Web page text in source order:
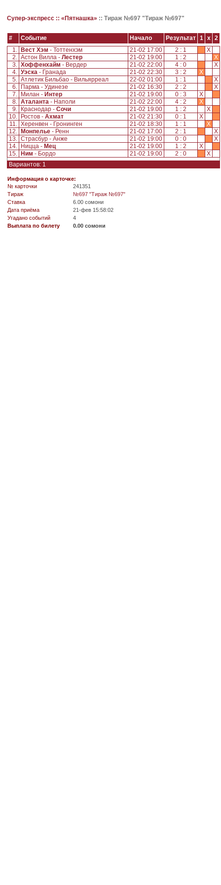
Супер-экспресс :: «Пятнашка» :: Тираж №697 "Тираж №697"
# Событие Начало Результат 1 x
2
1.
Вест Хэм - Тоттенхэм 21-02 17:00 2 : 1
X
2. Астон Вилла - Лестер 21-02 19:00 1 : 2
X
3. Хоффенхайм - Вердер 21-02 22:00 4 : 0
X
4. Уэска - Гранада 21-02 22:30 3 : 2
X
5. Атлетик Бильбао - Вильярреал 22-02 01:00 1 : 1
X
6.
Парма - Удинезе 21-02 16:30 2 : 2
X
7.
Милан - Интер 21-02 19:00 0 : 3
X
8. Аталанта - Наполи 21-02 22:00 4 : 2
X
9.
Краснодар - Сочи 21-02 19:00 1 : 2
X
10.
Ростов - Ахмат 21-02 21:30 0 : 1
X
11. Херенвен - Гронинген 21-02 18:30 1 : 1
X
12.
Монпелье - Ренн 21-02 17:00 2 : 1
X
13. Страсбур - Анже 21-02 19:00 0 : 0
X
14.
Ницца - Мец 21-02 19:00 1 : 2
X
15.
Ним - Бордо 21-02 19:00 2 : 0
X
Вариантов: 1
Информация о карточке:
№ карточки
241351
Tираж
№697 "Тираж №697"
Ставка
6.00 сомони
Дата приёма
21-фев 15:58:02
Угадано событий
4
Выплата по билету
0.00 сомони